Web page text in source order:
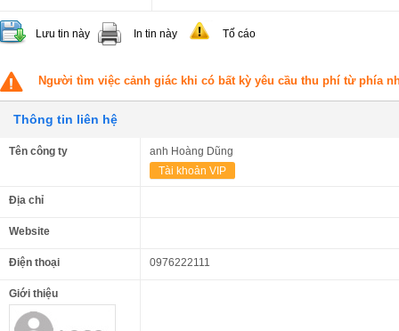
Lưu tin này In tin này Tố cáo
Người tìm việc cảnh giác khi có bất kỳ yêu cầu thu phí từ phía
Thông tin liên hệ
Tên công ty
anh Hoàng Dũng
Tài khoản VIP
Địa chỉ
Website
Điện thoại 0976222111
Giới thiệu